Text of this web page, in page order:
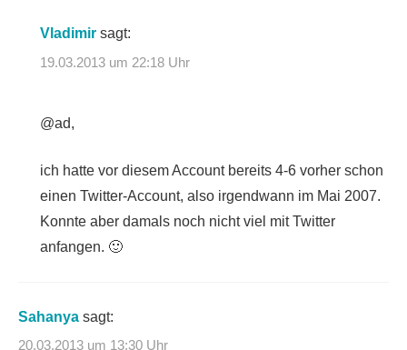
Vladimir sagt:
19.03.2013 um 22:18 Uhr
@ad,
ich hatte vor diesem Account bereits 4-6 vorher schon
einen Twitter-Account, also irgendwann im Mai 2007.
Konnte aber damals noch nicht viel mit Twitter
anfangen. 🙂
Sahanya sagt:
20.03.2013 um 13:30 Uhr